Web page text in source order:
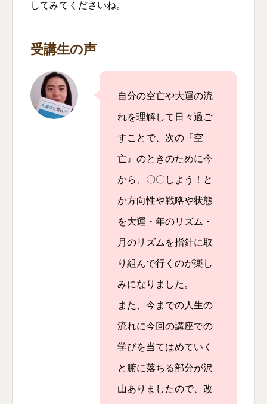
してみてくださいね。
受講生の声
自分の空亡や大運の流
れを理解して日々過ご
すことで、次の『空
亡』のときのために今
から、〇〇しよう！と
か方向性や戦略や状態
を大運・年のリズム・
月のリズムを指針に取
り組んで行くのが楽し
みになりました。
また、今までの人生の
流れに今回の講座での
学びを当てはめていく
と腑に落ちる部分が沢
山ありましたので、改